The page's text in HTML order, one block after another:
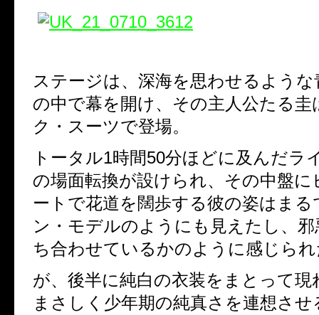
ステージは、深海を思わせるよう
の中で幕を開け、その主人公たる
ク・スーツで登場。
トータル1時間50分ほどに及んだラ
の場面転換が設けられ、その中盤に
ートで花道を闊歩する彼の姿はま
ン・モデルのようにも見えたし、
ち合わせているかのように感じら
が、後半に純白の衣装をまとって現
まさしく少年期の純真さを連想さ